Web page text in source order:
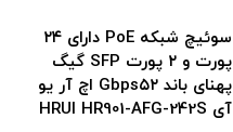
سوئیچ شبکه PoE دارای ۲۴
پورت و ۲ پورت SFP گیگ
پهنای باند Gbps۵۲ اچ آر یو
آی HRUI HR901-AFG-242S